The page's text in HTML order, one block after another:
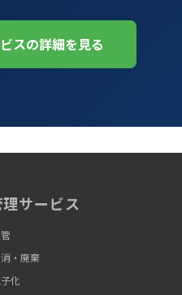
スの詳細を見る
サービス
・廃棄
化